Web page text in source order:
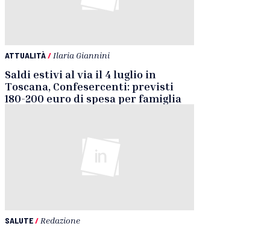
ATTUALITÀ/ Ilaria Giannini
Saldi estivi al via il 4 luglio in
Toscana, Confesercenti: previsti
180-200 euro di spesa per famiglia
SALUTE/ Redazione